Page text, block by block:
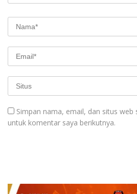
Simpan nama, email, dan situs web
untuk komentar saya berikutnya.